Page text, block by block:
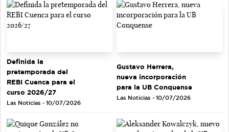
Definida la
pretemporada del
REBI Cuenca para el
curso 2026/27
Las Noticias - 10/07/2026
Gustavo Herrera,
nueva incorporación
para la UB Conquense
Las Noticias - 10/07/2026